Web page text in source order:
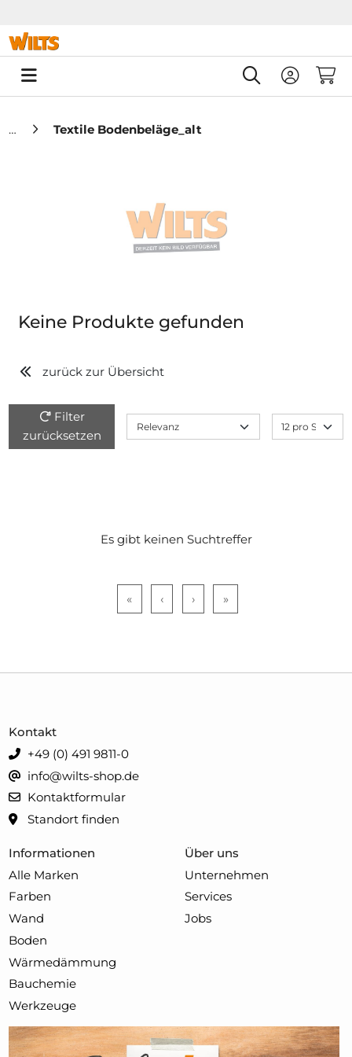
0
Textile Bodenbeläge_alt
Keine Produkte gefunden
zurück zur Übersicht
Filter
zurücksetzen
Es gibt keinen Suchtreffer
« ‹ › »
Informationen
Alle Marken
Farben
Wand
Boden
Wärmedämmung
Bauchemie
Werkzeuge
Über uns
Unternehmen
Services
Jobs
Kontakt
+49 (0) 491 9811-0
info@wilts-shop.de
Kontaktformular
Standort finden